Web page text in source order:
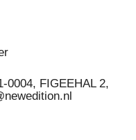
0004, FIGEEHAL 2,